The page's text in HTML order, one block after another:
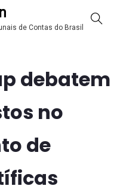
de Contas do Brasil
debatem
no
de